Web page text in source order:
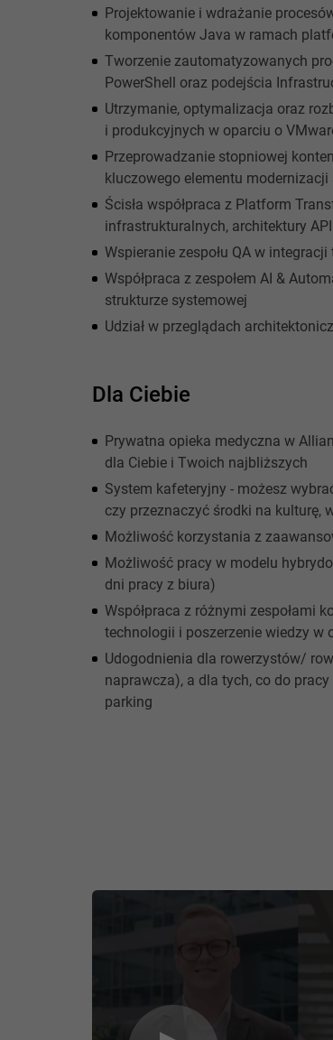
Projektowanie i wdrażanie
komponentów Java w ramach
Tworzenie zautomatyzowanych
PowerShell oraz podejścia
Utrzymanie, optymalizacja oraz
i produkcyjnych w oparciu o
Przeprowadzanie stopniowej
kluczowego elementu
Ścisła współpraca z Platform
infrastrukturalnych, architektury
Wspieranie zespołu QA w
Współpraca z zespołem AI &
strukturze systemowej
Udział w przeglądach
Dla Ciebie
Prywatna opieka medyczna w
dla Ciebie i Twoich najbliższych
System kafeteryjny - możesz
czy przeznaczyć środki na kulturę,
Możliwość korzystania z
Możliwość pracy w modelu
dni pracy z biura)
Współpraca z różnymi zespołami
technologii i poszerzenie wiedzy w
Udogodnienia dla rowerzystów/
naprawcza), a dla tych, co do
parking